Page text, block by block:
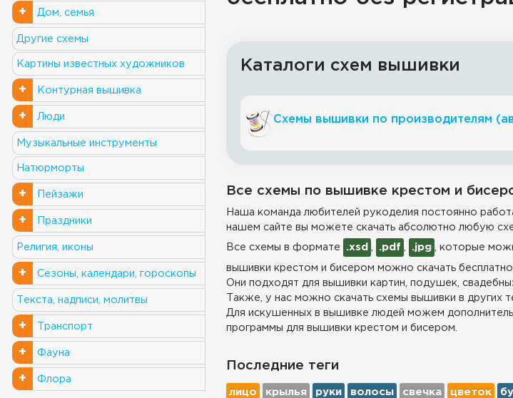
+ Дом, семья
Другие схемы
Картины известных художников
+ Контурная вышивка
+ Люди
Музыкальные инструменты
Натюрморты
+ Пейзажи
+ Праздники
Религия, иконы
+ Сезоны, календари, гороскопы
Текста, надписи, молитвы
+ Транспорт
+ Фауна
+ Флора
Каталоги схем вышивки
Схемы вышивки по производителям
Все схемы по вышивке крестом и
Наша команда любителей рукоделия постоянно
нашем сайте вы можете скачать абсолютно любую
Все схемы в формате .xsd .pdf .jpg , которые
вышивки крестом и бисером можно скачать бесплатно
Они подходят для вышивки картин, подушек,
Также, у нас можно скачать схемы вышивки в других
Для искушенных в вышивке людей можем
программы для вышивки крестом и бисером.
Последние теги
лицо крылья руки волосы свечка цветок